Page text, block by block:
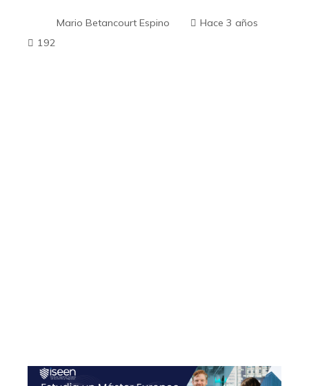
Mario Betancourt Espino
Hace 3 años
192